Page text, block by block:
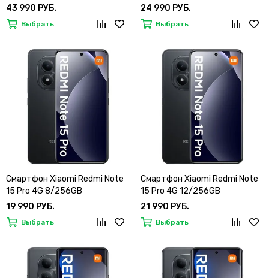
43 990 РУБ.
Выбрать
24 990 РУБ.
Выбрать
Смартфон Xiaomi Redmi Note
15 Pro 4G 8/256GB
19 990 РУБ.
Выбрать
Смартфон Xiaomi Redmi Note
15 Pro 4G 12/256GB
21 990 РУБ.
Выбрать